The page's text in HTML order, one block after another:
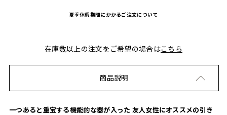
夏季休暇期間にかかるご注文について
在庫数以上の注文をご希望の場合はこちら
商品説明
一つあると重宝する機能的な器が入った 友人女性にオススメの引き